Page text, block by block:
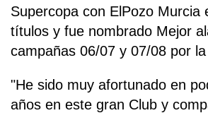
Supercopa con ElPozo Murcia
títulos y fue nombrado Mejor
campañas 06/07 y 07/08 por la
"He sido muy afortunado en
años en este gran Club y